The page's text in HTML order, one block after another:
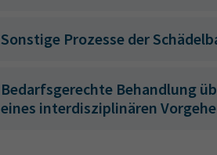
Sonstige Prozesse der
Bedarfsgerechte Behandlung
eines interdisziplinären